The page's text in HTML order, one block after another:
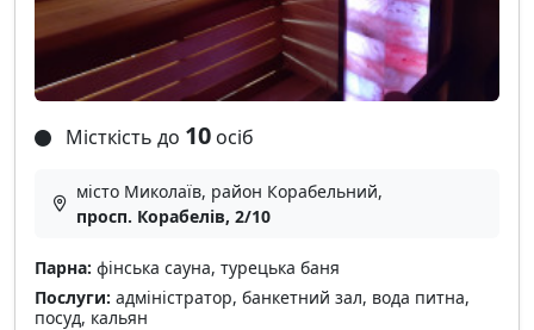
Місткість до 10 осіб
місто Миколаїв, район Корабельний,
просп. Корабелів, 2/10
Парна: фінська сауна, турецька баня
Послуги: адміністратор, банкетний зал, вода питна,
посуд, кальян